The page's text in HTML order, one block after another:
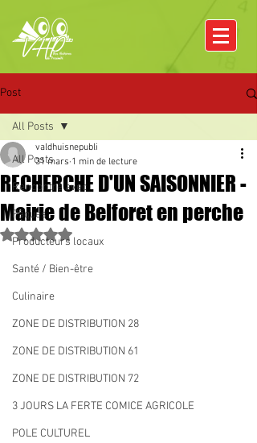
Post
All Posts
Rencontre avec
Pâques
Producteurs locaux
Santé / Bien-être
Culinaire
ZONE DE DISTRIBUTION 28
ZONE DE DISTRIBUTION 61
ZONE DE DISTRIBUTION 72
3 JOURS LA FERTE COMICE AGRICOLE
POLE CULTUREL
All Posts
RECHERCHE D'UN SAISONNIER -
Mairie de Belforet en perche
valdhuisnepubli
31 mars 1 min de lecture
Noté NaN étoiles sur 5.